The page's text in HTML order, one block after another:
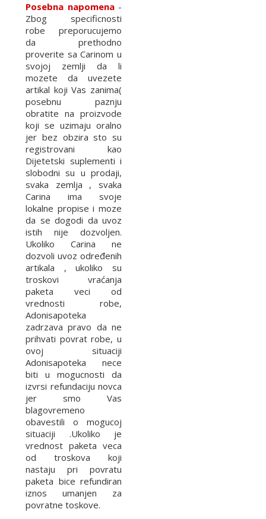
Posebna napomena-
Zbog specificnosti
robe preporucujemo
da prethodno
proverite sa Carinom u
svojoj zemlji da li
mozete da uvezete
artikal koji Vas zanima(
posebnu paznju
obratite na proizvode
koji se uzimaju oralno
jer bez obzira sto su
registrovani kao
Dijetetski suplementi i
slobodni su u prodaji,
svaka zemlja , svaka
Carina ima svoje
lokalne propise i moze
da se dogodi da uvoz
istih nije dozvoljen.
Ukoliko Carina ne
dozvoli uvoz određenih
artikala , ukoliko su
troskovi vraćanja
paketa veci od
vrednosti robe,
Adonisapoteka
zadrzava pravo da ne
prihvati povrat robe, u
ovoj situaciji
Adonisapoteka nece
biti u mogucnosti da
izvrsi refundaciju novca
jer smo Vas
blagovremeno
obavestili o mogucoj
situaciji .Ukoliko je
vrednost paketa veca
od troskova koji
nastaju pri povratu
paketa bice refundiran
iznos umanjen za
povratne toskove.